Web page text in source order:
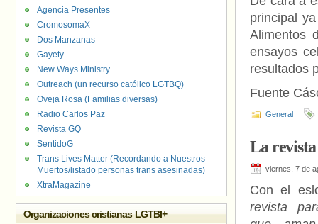
principal
Alimentos
ensayos
resultados
Fuente
General
La revista
viernes, 7 de
Con el
revista
Agencia Presentes
CromosomaX
Dos Manzanas
Gayety
New Ways Ministry
Outreach (un recurso católico LGTBQ)
Oveja Rosa (Familias diversas)
Radio Carlos Paz
Revista GQ
SentidoG
Trans Lives Matter (Recordando a Nuestros
Muertos/listado personas trans asesinadas)
XtraMagazine
Organizaciones cristianas LGTBI+